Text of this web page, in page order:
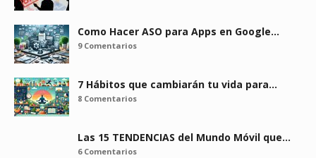
Como Hacer ASO para Apps en Google…
9 Comentarios
7 Hábitos que cambiarán tu vida para…
8 Comentarios
Las 15 TENDENCIAS del Mundo Móvil que…
6 Comentarios